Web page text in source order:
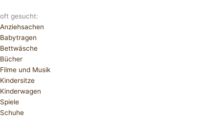
oft gesucht:
Anziehsachen
Babytragen
Bettwäsche
Bücher
Filme und Musik
Kindersitze
Kinderwagen
Spiele
Schuhe